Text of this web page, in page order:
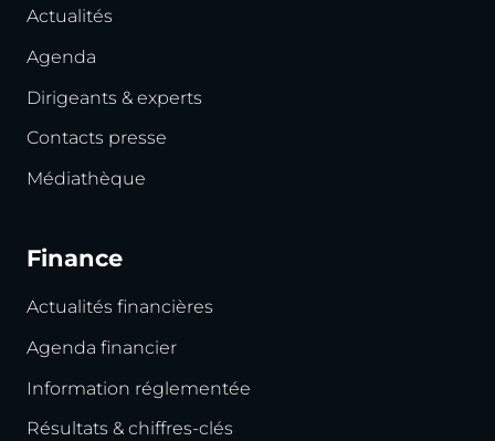
Actualités
Agenda
Dirigeants & experts
Contacts presse
Médiathèque
Finance
Actualités financières
Agenda financier
Information réglementée
Résultats & chiffres-clés